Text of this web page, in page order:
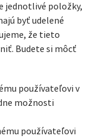
jednotlivé položky,
byť udelené
že tieto
Budete si môcť
používateľovi v
možnosti
používateľovi